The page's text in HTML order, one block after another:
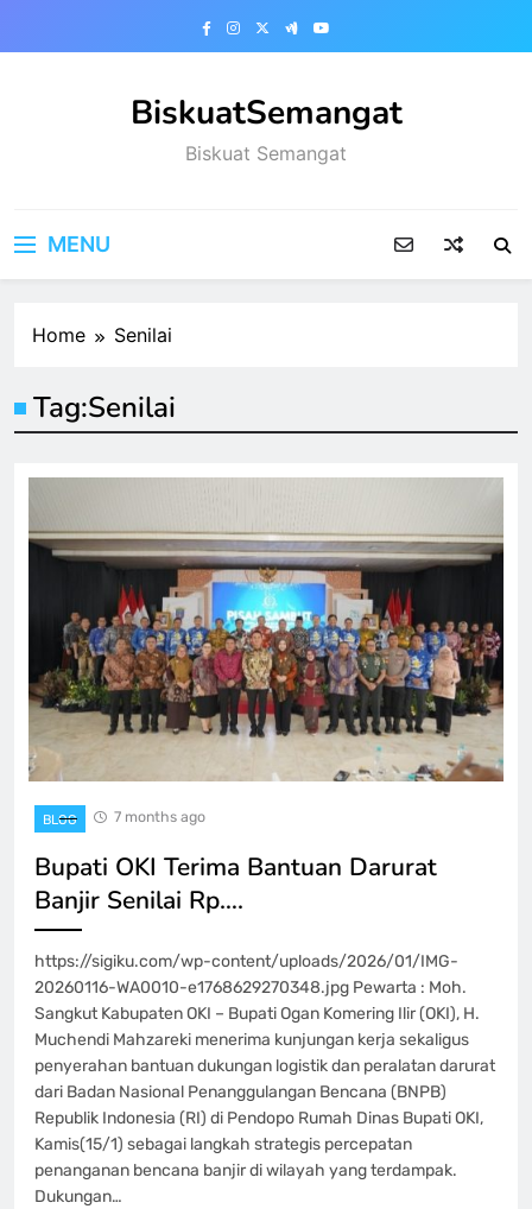
BiskuatSemangat
Biskuat Semangat
MENU
Home Senilai
Tag:Senilai
BLOG 7 months ago
Bupati OKI Terima Bantuan Darurat
Banjir Senilai Rp….
https://sigiku.com/wp-content/uploads/2026/01/IMG-
20260116-WA0010-e1768629270348.jpg Pewarta : Moh.
Sangkut Kabupaten ​OKI – Bupati Ogan Komering Ilir (OKI), H.
Muchendi Mahzareki menerima kunjungan kerja sekaligus
penyerahan bantuan dukungan logistik dan peralatan darurat
dari Badan Nasional Penanggulangan Bencana (BNPB)
Republik Indonesia (RI) di Pendopo Rumah Dinas Bupati OKI,
Kamis(15/1) sebagai langkah strategis percepatan
penanganan bencana banjir di wilayah yang terdampak. ​
Dukungan…